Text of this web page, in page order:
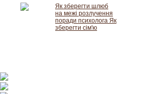
Як зберегти шлюб
на межі розлучення
поради психолога Як
зберегти сім'ю